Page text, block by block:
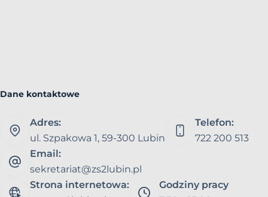
Dane kontaktowe
Adres:
ul. Szpakowa 1, 59-300 Lubin
Telefon:
722 200 513
Email:
sekretariat@zs2lubin.pl
Strona internetowa:
Godziny pracy